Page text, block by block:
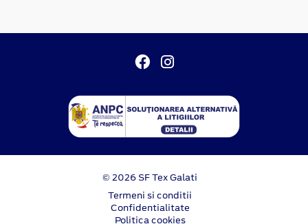
© 2026 SF Tex Galati
Termeni si conditii
Confidentialitate
Politica cookies